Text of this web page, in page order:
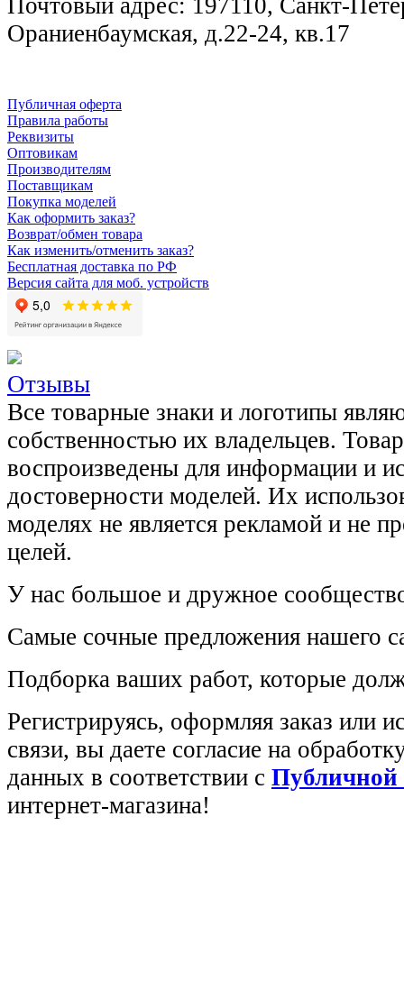
Почтовый адрес: 197110, Санкт-
Ораниенбаумская, д.22-24, кв.17
Публичная оферта
Правила работы
Реквизиты
Оптовикам
Производителям
Поставщикам
Покупка моделей
Как оформить заказ?
Возврат/обмен товара
Как изменить/отменить заказ?
Бесплатная доставка по РФ
Версия сайта для моб. устройств
Отзывы
Все товарные знаки и логотипы
собственностью их владельцев.
воспроизведены для информации и
достоверности моделей. Их
моделях не является рекламой и не
целей.
У нас большое и дружное
Самые сочные предложения нашего
Подборка ваших работ, которые
Регистрируясь, оформляя заказ или
связи, вы даете согласие на
данных в соответствии с Публичной
интернет-магазина!